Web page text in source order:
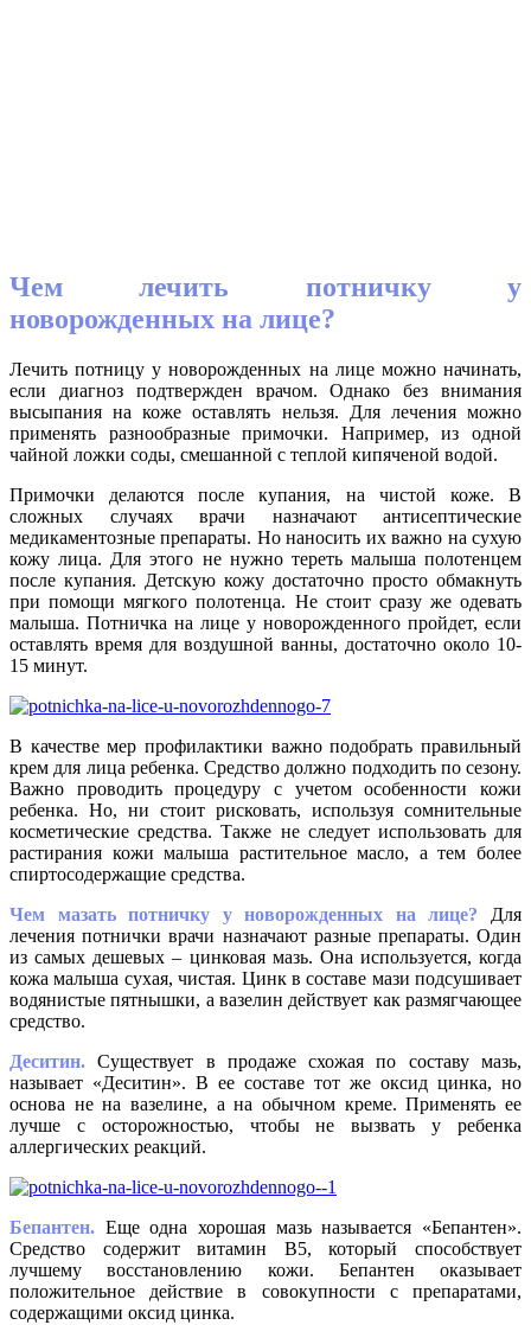
Чем лечить потничку у
новорожденных на лице?
Лечить потницу у новорожденных на лице можно начинать,
если диагноз подтвержден врачом. Однако без внимания
высыпания на коже оставлять нельзя. Для лечения можно
применять разнообразные примочки. Например, из одной
чайной ложки соды, смешанной с теплой кипяченой водой.
Примочки делаются после купания, на чистой коже. В
сложных случаях врачи назначают антисептические
медикаментозные препараты. Но наносить их важно на сухую
кожу лица. Для этого не нужно тереть малыша полотенцем
после купания. Детскую кожу достаточно просто обмакнуть
при помощи мягкого полотенца. Не стоит сразу же одевать
малыша. Потничка на лице у новорожденного пройдет, если
оставлять время для воздушной ванны, достаточно около 10-
15 минут.
В качестве мер профилактики важно подобрать правильный
крем для лица ребенка. Средство должно подходить по сезону.
Важно проводить процедуру с учетом особенности кожи
ребенка. Но, ни стоит рисковать, используя сомнительные
косметические средства. Также не следует использовать для
растирания кожи малыша растительное масло, а тем более
спиртосодержащие средства.
Чем мазать потничку у новорожденных на лице? Для
лечения потнички врачи назначают разные препараты. Один
из самых дешевых – цинковая мазь. Она используется, когда
кожа малыша сухая, чистая. Цинк в составе мази подсушивает
водянистые пятнышки, а вазелин действует как размягчающее
средство.
Деситин. Существует в продаже схожая по составу мазь,
называет «Деситин». В ее составе тот же оксид цинка, но
основа не на вазелине, а на обычном креме. Применять ее
лучше с осторожностью, чтобы не вызвать у ребенка
аллергических реакций.
Бепантен. Еще одна хорошая мазь называется «Бепантен».
Средство содержит витамин В5, который способствует
лучшему восстановлению кожи. Бепантен оказывает
положительное действие в совокупности с препаратами,
содержащими оксид цинка.